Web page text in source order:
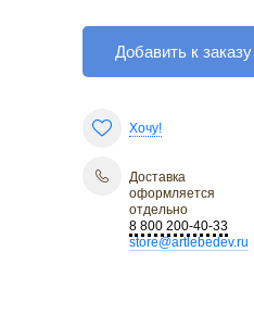
Добавить к заказу
Хочу!
Доставка
оформляется
отдельно
8 800 200-40-33
store@artlebedev.ru